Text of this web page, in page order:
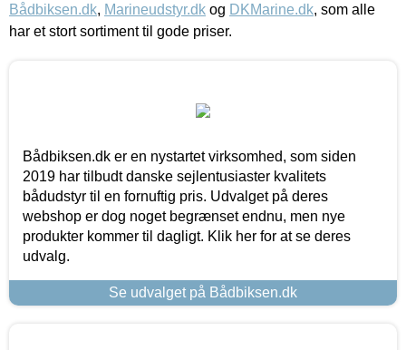
Bådbiksen.dk, Marineudstyr.dk og DKMarine.dk, som alle
har et stort sortiment til gode priser.
Bådbiksen.dk er en nystartet virksomhed, som siden
2019 har tilbudt danske sejlentusiaster kvalitets
bådudstyr til en fornuftig pris. Udvalget på deres
webshop er dog noget begrænset endnu, men nye
produkter kommer til dagligt. Klik her for at se deres
udvalg.
Se udvalget på Bådbiksen.dk